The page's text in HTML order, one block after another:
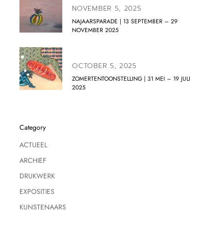
NOVEMBER 5, 2025
NAJAARSPARADE | 13 SEPTEMBER – 29
NOVEMBER 2025
OCTOBER 5, 2025
ZOMERTENTOONSTELLING | 31 MEI – 19 JULI
2025
Category
ACTUEEL
ARCHIEF
DRUKWERK
EXPOSITIES
KUNSTENAARS